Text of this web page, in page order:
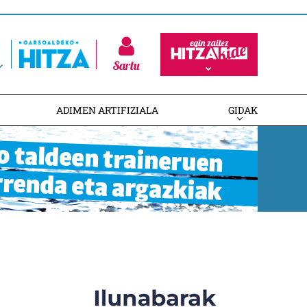
Sartu
ADIMEN ARTIFIZIALA GIDAK